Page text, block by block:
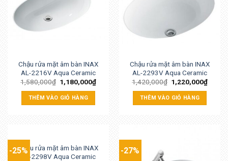
Chậu rửa mặt âm bàn INAX
AL-2216V Aqua Ceramic
1,580,000₫ 1,180,000₫
THÊM VÀO GIỎ HÀNG
Chậu rửa mặt âm bàn INAX
AL-2293V Aqua Ceramic
1,420,000₫ 1,220,000₫
THÊM VÀO GIỎ HÀNG
-25%Chậu rửa mặt âm bàn INAX
AL-2298V Aqua Ceramic
-27%